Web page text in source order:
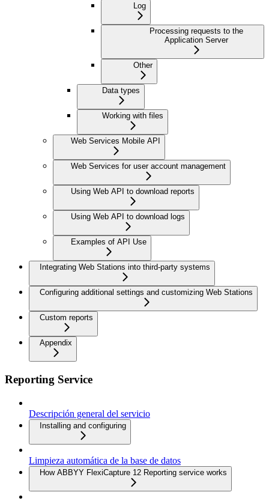
Log
Processing requests to the
Application Server
Other
Data types
Working with files
Web Services Mobile API
Web Services for user account management
Using Web API to download reports
Using Web API to download logs
Examples of API Use
Integrating Web Stations into third-party systems
Configuring additional settings and customizing Web Stations
Custom reports
Appendix
Reporting Service
Descripción general del servicio
Installing and configuring
Limpieza automática de la base de datos
How ABBYY FlexiCapture 12 Reporting service works